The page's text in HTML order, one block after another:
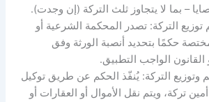
– بما لا يتجاوز ثلث التركة (إن وجدت).
التركة: تصدر المحكمة الشرعية أو
حكمًا بتحديد أنصبة الورثة وفق
القانون الواجب التطبيق.
وتوزيع التركة: يُنفّذ الحكم عن طريق توكيل
تركة، ويتم نقل الأموال أو العقارات أو